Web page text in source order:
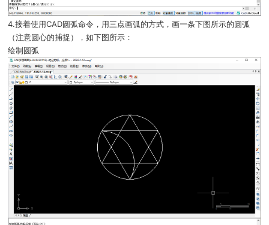
4.接着使用CAD圆弧命令，用三点画弧的方式，画一条下图所示的圆弧
（注意圆心的捕捉），如下图所示：
绘制圆弧